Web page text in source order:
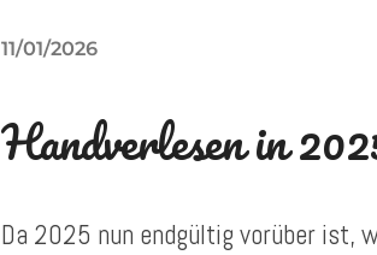
11/01/2026
Handverlesen in
Da 2025 nun endgültig vorüber ist,